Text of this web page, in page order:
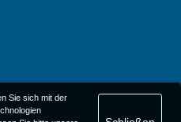
Sie sich mit der